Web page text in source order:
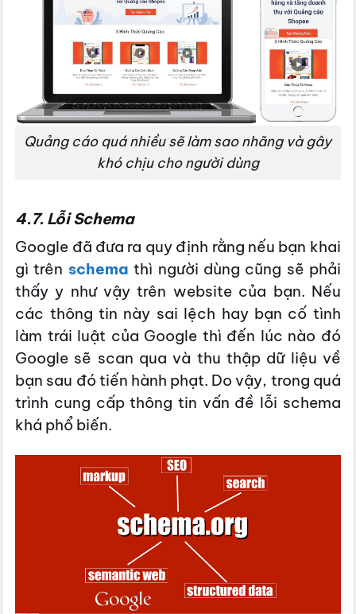
Quảng cáo quá nhiều sẽ làm sao nhãng và gây
khó chịu cho người dùng
4.7. Lỗi Schema
Google đã đưa ra quy định rằng nếu bạn khai
gì trên schema thì người dùng cũng sẽ phải
thấy y như vậy trên website của bạn. Nếu
các thông tin này sai lệch hay bạn cố tình
làm trái luật của Google thì đến lúc nào đó
Google sẽ scan qua và thu thập dữ liệu về
bạn sau đó tiến hành phạt. Do vậy, trong quá
trình cung cấp thông tin vấn đề lỗi schema
khá phổ biến.